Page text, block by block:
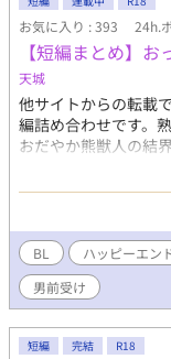
お気に入り : 393 24h.
【短編まとめ】
天城
他サイトからの転載
編詰め合わせです。
おだやか熊獣人の結
レイにはソフトSM
注意ください。全体
に【あらすじ】が
逞しいおっさん受で
BL ハッピーエン
男前受け
短編 完結 R18